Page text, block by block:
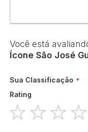
Você está
Ícone São José
Sua Classificação
Rating